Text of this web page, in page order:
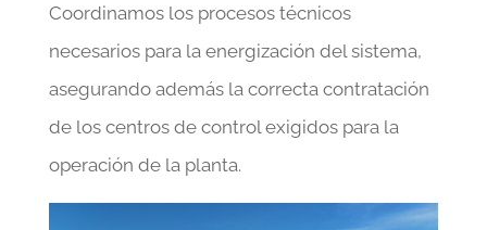
Coordinamos los procesos técnicos
necesarios para la energización del sistema,
asegurando además la correcta contratación
de los centros de control exigidos para la
operación de la planta.